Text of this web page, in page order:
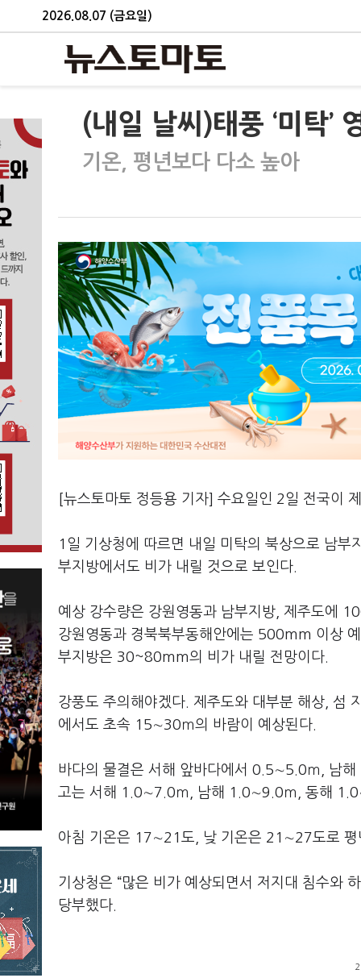
2026.08.07 (금요일)
(내일 날씨)태풍 ‘미탁’
기온, 평년보다 다소 높아
[뉴스토마토 정등용 기자] 수요일인 2일 전국이
1일 기상청에 따르면 내일 미탁의 북상으로 남
부지방에서도 비가 내릴 것으로 보인다.
예상 강수량은 강원영동과 남부지방, 제주도에
강원영동과 경북북부동해안에는 500mm 이상
부지방은 30~80mm의 비가 내릴 전망이다.
강풍도 주의해야겠다. 제주도와 대부분 해상, 섬
에서도 초속 15∼30ｍ의 바람이 예상된다.
바다의 물결은 서해 앞바다에서 0.5∼5.0ｍ, 남
고는 서해 1.0∼7.0ｍ, 남해 1.0∼9.0ｍ, 동해
아침 기온은 17∼21도, 낮 기온은 21∼27도로 평
기상청은 “많은 비가 예상되면서 저지대 침수와
당부했다.